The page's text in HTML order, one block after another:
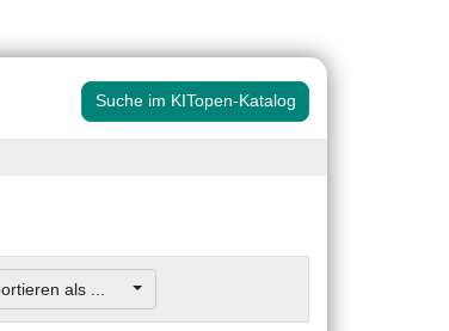
Suche im KITopen-Katalog
als ...